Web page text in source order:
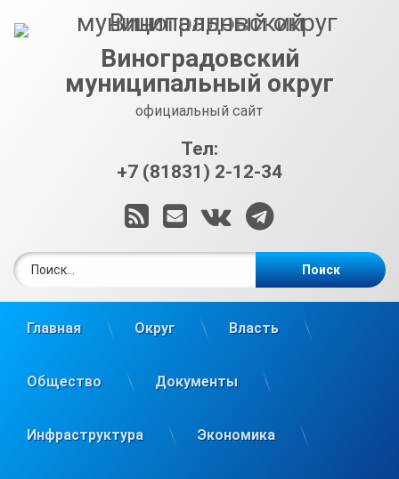
Виноградовский
муниципальный округ
официальный сайт
Тел:
+7 (81831) 2-12-34
RSSE-mailВКонтакте
Telegram
Главная Округ Власть
Общество Документы
Инфраструктура Экономика